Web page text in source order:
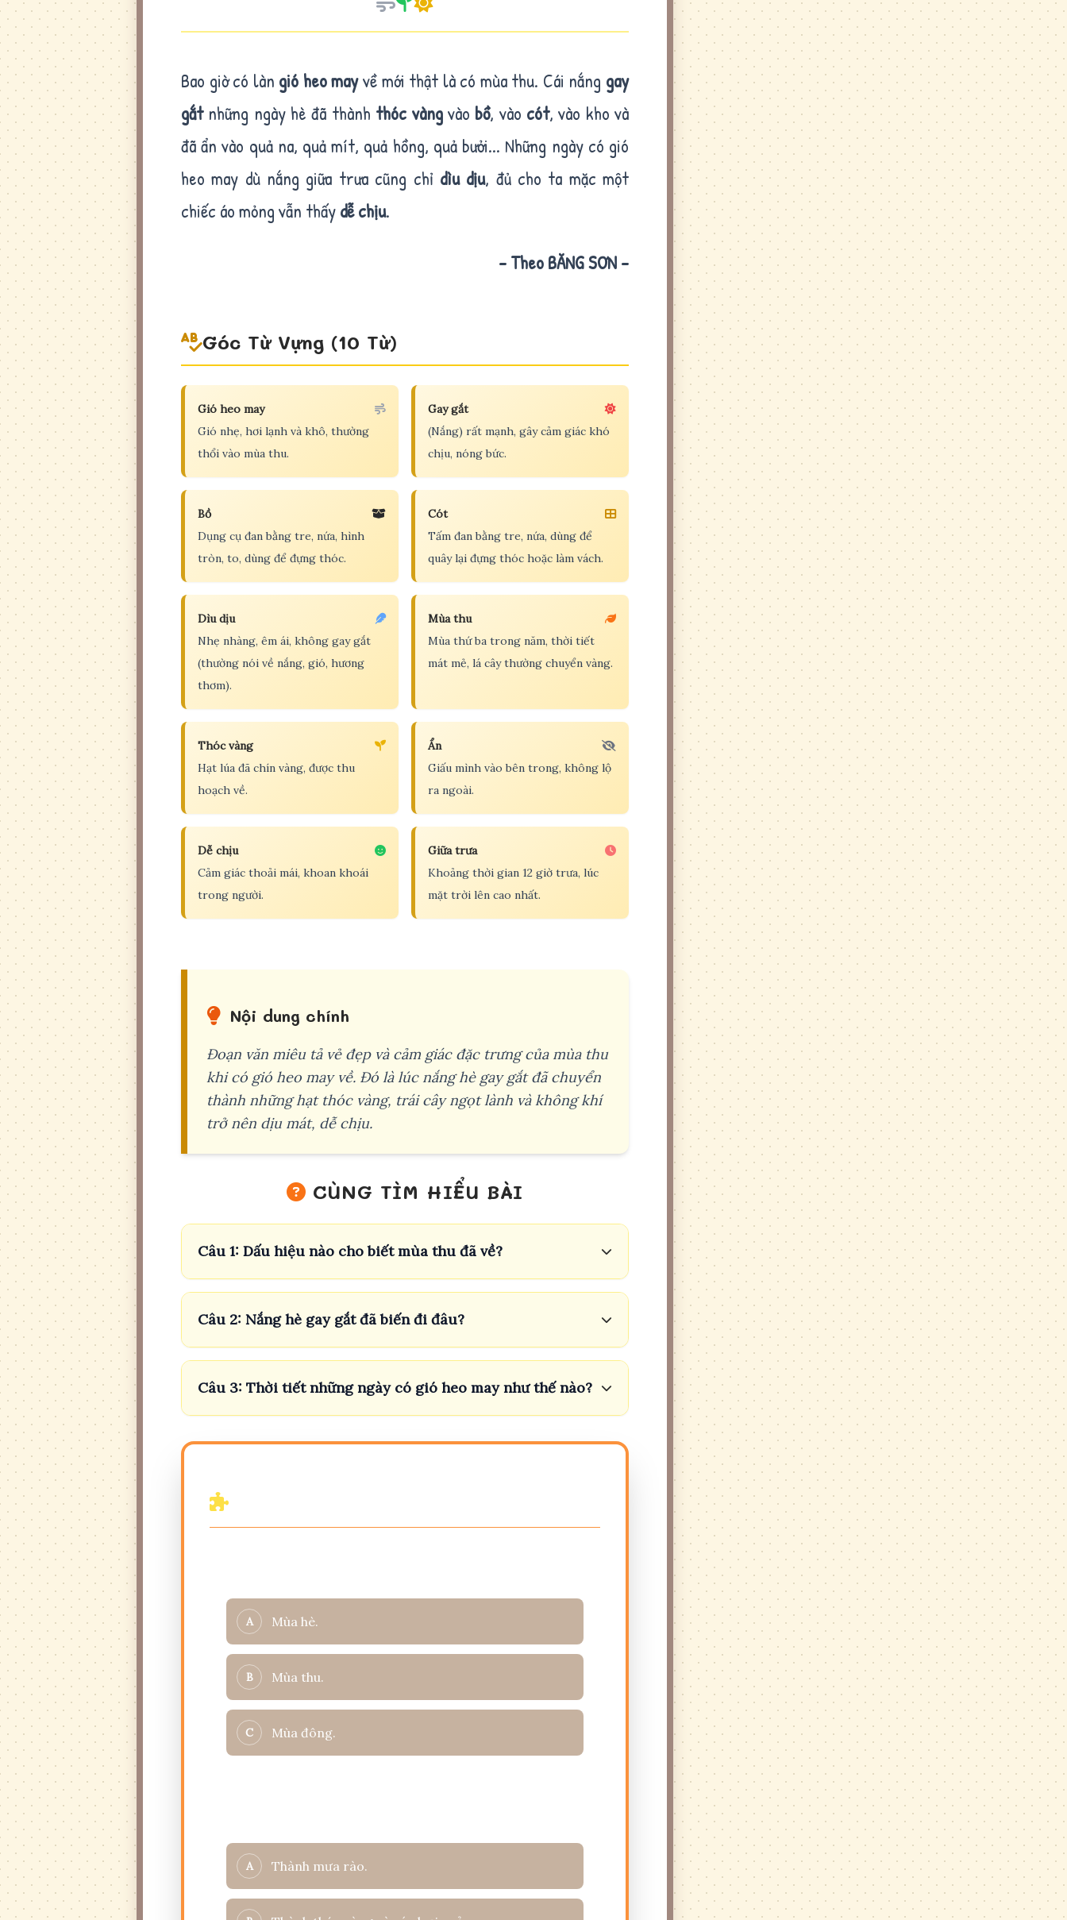
Bao giờ có làn gió heo mayvề mới thật là có mùa thu. Cái nắng gay
gắtnhững ngày hè đã thành thóc vàngvào bồ, vào cót, vào kho và
đã ẩn vào quả na, quả mít, quả hồng, quả bưởi... Những ngày có gió
heo may dù nắng giữa trưa cũng chỉ dìu dịu, đủ cho ta mặc một
chiếc áo mỏng vẫn thấydễ chịu.
- Theo BĂNG SƠN -
Góc Từ Vựng (10 Từ)
Gió heo may
Gió nhẹ, hơi lạnh và khô, thường
thổi vào mùa thu.
Gay gắt
(Nắng) rất mạnh, gây cảm giác khó
chịu, nóng bức.
Bồ
Dụng cụ đan bằng tre, nứa, hình
tròn, to, dùng để đựng thóc.
Cót
Tấm đan bằng tre, nứa, dùng để
quây lại đựng thóc hoặc làm vách.
Dìu dịu
Nhẹ nhàng, êm ái, không gay gắt
(thường nói về nắng, gió, hương
thơm).
Mùa thu
Mùa thứ ba trong năm, thời tiết
mát mẻ, lá cây thường chuyển vàng.
Thóc vàng
Hạt lúa đã chín vàng, được thu
hoạch về.
Ẩn
Giấu mình vào bên trong, không lộ
ra ngoài.
Dễ chịu
Cảm giác thoải mái, khoan khoái
trong người.
Giữa trưa
Khoảng thời gian 12 giờ trưa, lúc
mặt trời lên cao nhất.
Nội dung chính
Đoạn văn miêu tả vẻ đẹp và cảm giác đặc trưng của mùa thu
khi có gió heo may về. Đó là lúc nắng hè gay gắt đã chuyển
thành những hạt thóc vàng, trái cây ngọt lành và không khí
trở nên dịu mát, dễ chịu.
CÙNG TÌM HIỂU BÀI
Câu 1: Dấu hiệu nào cho biết mùa thu đã về?
Câu 2: Nắng hè gay gắt đã biến đi đâu?
Câu 3: Thời tiết những ngày có gió heo may như thế nào?
A Mùa hè.
B Mùa thu.
C Mùa đông.
A Thành mưa rào.